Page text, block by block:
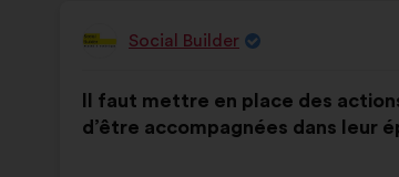
Ehdotus
Social Builder
sisältö:
Il faut mettre en place des
d’être accompagnées dans leur
jakautuminen: